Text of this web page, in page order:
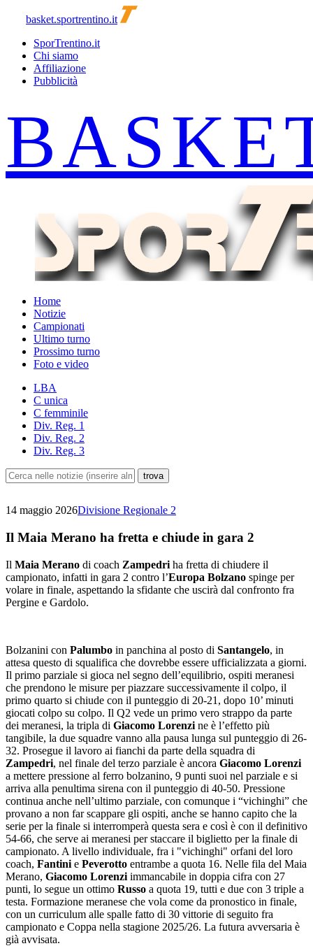
basket.sportrentino.it
SporTrentino.it
Chi siamo
Affiliazione
Pubblicità
Home
Notizie
Campionati
Ultimo turno
Prossimo turno
Foto e video
LBA
C unica
C femminile
Div. Reg. 1
Div. Reg. 2
Div. Reg. 3
14 maggio 2026Divisione Regionale 2
Il Maia Merano ha fretta e chiude in gara 2
Il Maia Merano di coach Zampedri ha fretta di chiudere il
campionato, infatti in gara 2 contro l’Europa Bolzano spinge per
volare in finale, aspettando la sfidante che uscirà dal confronto fra
Pergine e Gardolo.
Bolzanini con Palumbo in panchina al posto di Santangelo, in
attesa questo di squalifica che dovrebbe essere ufficializzata a giorni.
Il primo parziale si gioca nel segno dell’equilibrio, ospiti meranesi
che prendono le misure per piazzare successivamente il colpo, il
primo quarto si chiude con il punteggio di 20-21, dopo 10’ minuti
giocati colpo su colpo. Il Q2 vede un primo vero strappo da parte
dei meranesi, la tripla di Giacomo Lorenzi ne è l’effetto più
tangibile, la due squadre vanno alla pausa lunga sul punteggio di 26-
32. Prosegue il lavoro ai fianchi da parte della squadra di
Zampedri, nel finale del terzo parziale è ancora Giacomo Lorenzi
a mettere pressione al ferro bolzanino, 9 punti suoi nel parziale e si
arriva alla penultima sirena con il punteggio di 40-50. Pressione
continua anche nell’ultimo parziale, con comunque i “vichinghi” che
provano a non far scappare gli ospiti, anche se hanno capito che la
serie per la finale si interromperà questa sera e così è con il definitivo
54-66, che serve ai meranesi per staccare il biglietto per la finale di
campionato. A livello individuale, fra i "vichinghi" orfani del loro
coach, Fantini e Peverotto entrambe a quota 16. Nelle fila del Maia
Merano, Giacomo Lorenzi immancabile in doppia cifra con 27
punti, lo segue un ottimo Russo a quota 19, tutti e due con 3 triple a
testa. Formazione meranese che vola come da pronostico in finale,
con un curriculum alle spalle fatto di 30 vittorie di seguito fra
campionato e Coppa nella stagione 2025/26. La futura avversaria è
già avvisata.